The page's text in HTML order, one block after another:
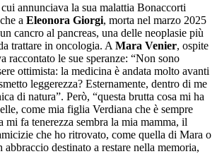
annunciava la sua malattia Bonaccorti
a Eleonora Giorgi, morta nel marzo 2025
cancro al pancreas, una delle neoplasie più
trattare in oncologia. A Mara Venier, ospite
raccontato le sue speranze: “Non sono
ottimista: la medicina è andata molto avanti
leggerezza? Esternamente, dentro di me
di natura”. Però, “questa brutta cosa mi ha
come mia figlia Verdiana che è sempre
mi fa tenerezza sembra la mia mamma, il
che ho ritrovato, come quella di Mara o
abbraccio destinato a restare nella memoria,